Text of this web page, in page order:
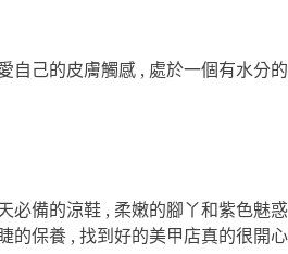
自己的皮膚觸感 , 處於一個有水分
必備的涼鞋 , 柔嫩的腳丫和紫色魅
的保養 , 找到好的美甲店真的很開心